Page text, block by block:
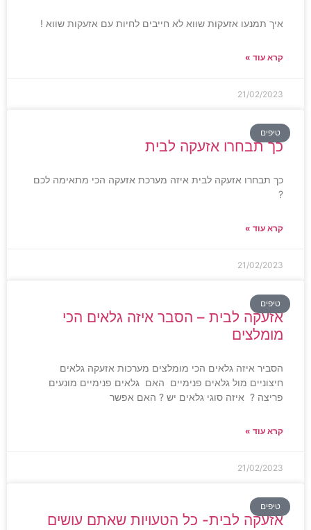
איך תמנעו אזעקות שווא לא חייבים לחיות עם אזעקות שווא !
קרא עוד »
21/02/2023
טיפים
כך תבחרו אזעקה לבית
כך תבחרו אזעקה לבית איזה מערכת אזעקה הכי מתאימה לכם
?
קרא עוד »
21/02/2023
טיפים
אזעקה לבית – הסבר איזה גלאים הכי
מומלצים
הסביר איזה גלאים הכי מומלצים מערכות אזעקה גלאים
חיצוניים מול גלאים פנימיים האם גלאים פנימיים מונעים
פריצה ? איזה סוגי גלאים יש ? האם אפשר
קרא עוד »
21/02/2023
טיפים
אזעקה לבית- כל הטעויות שאתם עושים